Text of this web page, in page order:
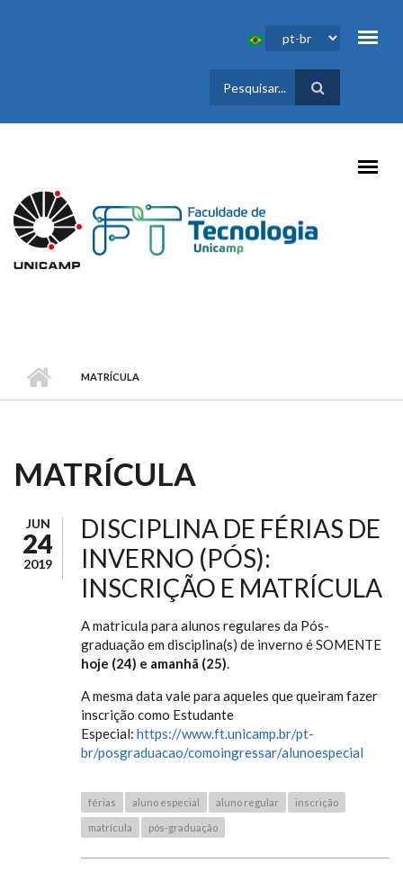
FORMULÁRIO
DE BUSCA
MATRÍCULA
MATRÍCULA
JUN
24
2019
DISCIPLINA DE FÉRIAS DE
INVERNO (PÓS):
INSCRIÇÃO E MATRÍCULA
A matricula para alunos regulares da Pós-
graduação em disciplina(s) de inverno é SOMENTE
hoje (24) e amanhã (25).
A mesma data vale para aqueles que queiram fazer
inscrição como Estudante
Especial: https://www.ft.unicamp.br/pt-
br/posgraduacao/comoingressar/alunoespecial
férias aluno especial aluno regular inscrição
matrícula pós-graduação